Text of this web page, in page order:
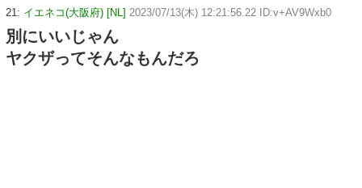
21: イエネコ(大阪府) [NL] 2023/07/13(木) 12:21:56.22 ID:v+AV9Wxb0
別にいいじゃん
ヤクザってそんなもんだろ